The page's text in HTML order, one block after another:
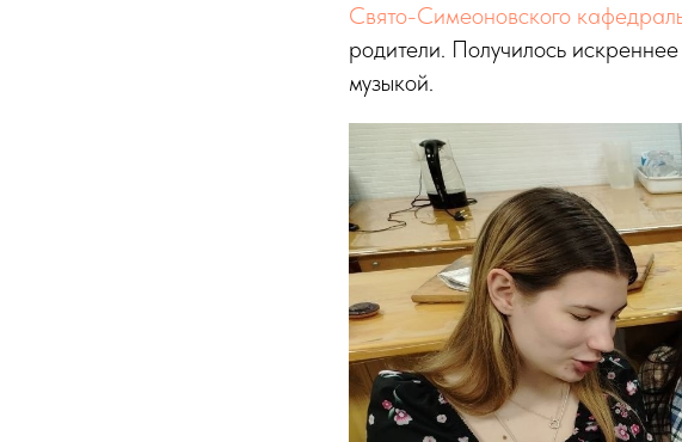
Свято-Симеоновского
родители. Получилось
музыкой.